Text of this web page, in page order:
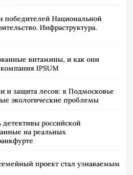
победителей Национальной
Инфраструктура.
витамины, и как они
компания IPSUM
и защита лесов: в Подмосковье
экологические проблемы
российской
на реальных
проект стал узнаваемым